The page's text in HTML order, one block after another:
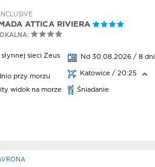
ATTICA RIVIERA
sieci Zeus
przy morzu
widok na morze
Nd 30.08.2026 / 8 dni
Katowice / 20:25
Śniadanie